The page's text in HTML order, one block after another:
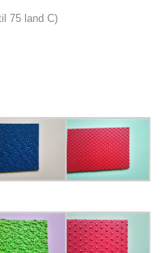
75 land C)